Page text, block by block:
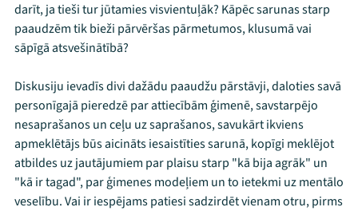
darīt, ja tieši tur jūtamies visvientuļāk? Kāpēc sarunas starp
paaudzēm tik bieži pārvēršas pārmetumos, klusumā vai
sāpīgā atsvešinātībā?
Diskusiju ievadīs divi dažādu paaudžu pārstāvji, daloties savā
personīgajā pieredzē par attiecībām ģimenē, savstarpējo
nesaprašanos un ceļu uz saprašanos, savukārt ikviens
apmeklētājs būs aicināts iesaistīties sarunā, kopīgi meklējot
atbildes uz jautājumiem par plaisu starp "kā bija agrāk" un
"kā ir tagad", par ģimenes modeļiem un to ietekmi uz mentālo
veselību. Vai ir iespējams patiesi sadzirdēt vienam otru, pirms